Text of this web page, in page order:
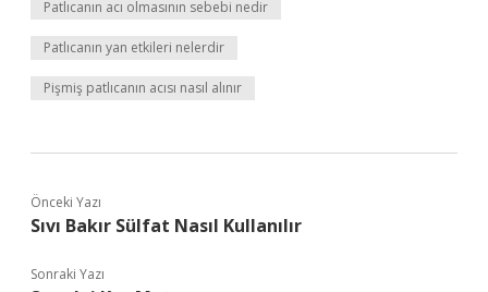
Patlıcanın acı olmasının sebebi nedir
Patlıcanın yan etkileri nelerdir
Pişmiş patlıcanın acısı nasıl alınır
Önceki Yazı
Sıvı Bakır Sülfat Nasıl Kullanılır
Sonraki Yazı